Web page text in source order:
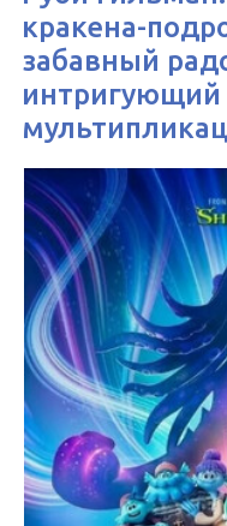
кракена-
забавный
интригующий